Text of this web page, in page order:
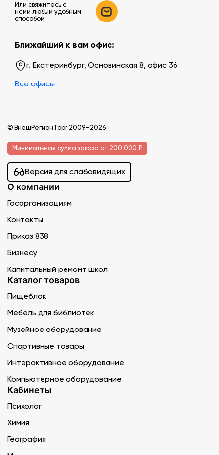
Или свяжитесь c
нами любым удобным
способом
Ближайший к вам офис:
г. Екатеринбург, Основинская 8, офис 36
Все офисы
© ВнешРегионТорг 2009—2026
Минимальная сумма заказа от 200 000 ₽
Версия для слабовидящих
О компании
Госорганизациям
Контакты
Приказ 838
Бизнесу
Капитальный ремонт школ
Каталог товаров
Пищеблок
Мебель для библиотек
Музейное оборудование
Спортивные товары
Интерактивное оборудование
Компьютерное оборудование
Кабинеты
Психолог
Химия
География